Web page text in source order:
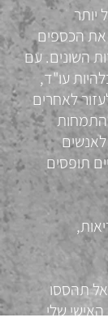
יותר
את הכספים
השונים. עם
עו"ד,
לאחרים
לאנשים
תופסים
אל תהססו
שלי